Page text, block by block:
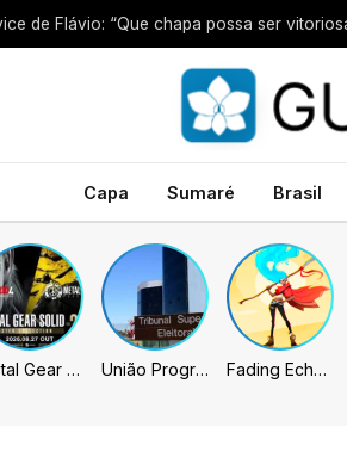
de Flávio: “Que chapa possa ser
Capa Sumaré Brasil
Metal Gear Solid: Master Collection 2 terá legendas e menus em portugues União Progressista e PL terão mais tempo de propaganda eleitoral Fading Echo – Review